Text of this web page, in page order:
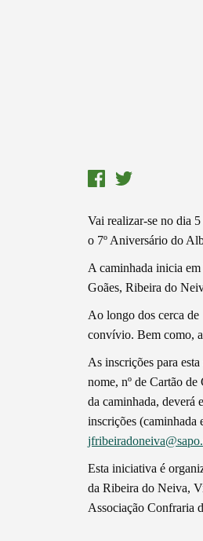
Vai realizar-se no dia
o 7º Aniversário do
A caminhada inicia
Goães, Ribeira do
Ao longo dos cerca de
convívio. Bem como,
As inscrições para
nome, nº de Cartão
da caminhada, deverá
inscrições (caminhada
Esta iniciativa é
da Ribeira do Neiva,
Associação Confraria